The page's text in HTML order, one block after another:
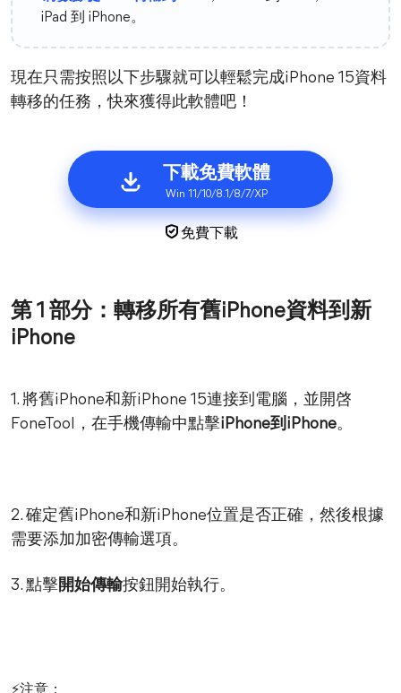
iPad 到 iPhone。
現在只需按照以下步驟就可以輕鬆完成iPhone 15資料
轉移的任務，快來獲得此軟體吧！
下載免費軟體
Win 11/10/8.1/8/7/XP
免費下載
第 1 部分：轉移所有舊iPhone資料到新
iPhone
1. 將舊iPhone和新iPhone 15連接到電腦，並開啓
FoneTool，在手機傳輸中點擊iPhone到iPhone。
2. 確定舊iPhone和新iPhone位置是否正確，然後根據
需要添加加密傳輸選項。
3. 點擊開始傳輸按鈕開始執行。
⚡注意：